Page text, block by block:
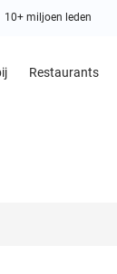
10+ miljoen leden
Restaurants